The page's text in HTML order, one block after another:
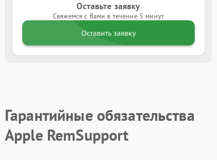
Оставьте заявку
Свяжемся с Вами в течение 5 минут
Оставить заявку
Гарантийные обязательства
Apple RemSupport